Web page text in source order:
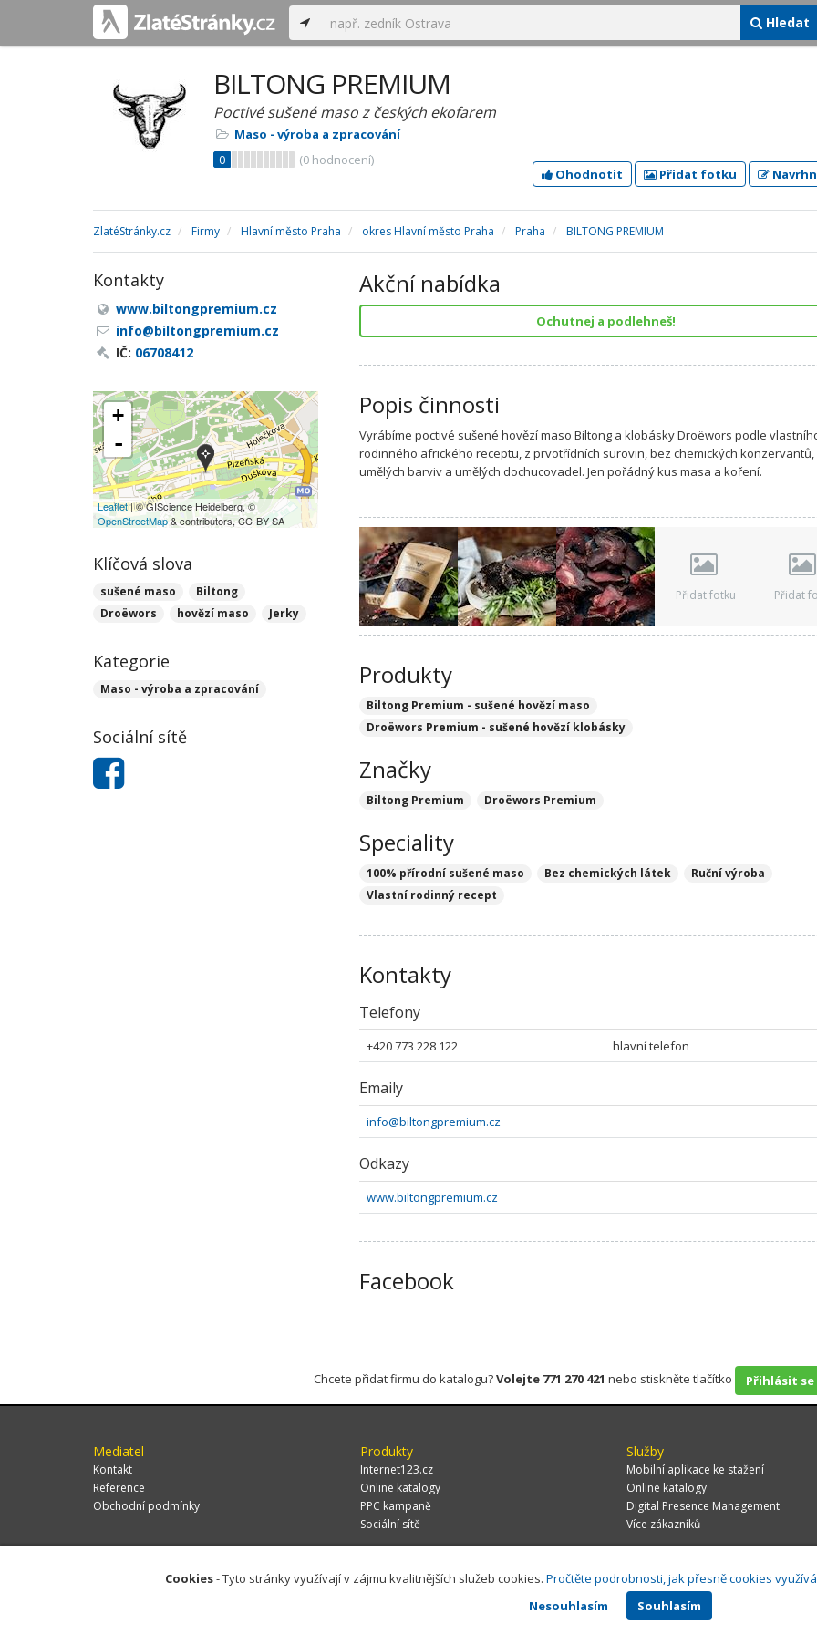
Hledat
BILTONG PREMIUM
Poctivé sušené maso z českých ekofarem
Maso - výroba a zpracování
0
(0 hodnocení)
Ohodnotit Přidat fotku
ZlatéStránky.cz Firmy Hlavní město Praha okres Hlavní město Praha Praha BILTONG PREMIUM
Akční nabídka
Ochutnej a podlehneš!
Popis činnosti
Vyrábíme poctivé sušené hovězí maso Biltong a klobásky Droëwors podle
rodinného afrického receptu, z prvotřídních surovin, bez chemických konzervantů,
umělých barviv a umělých dochucovadel. Jen pořádný kus masa a koření.
Přidat fotku Přidat
Produkty
Biltong Premium - sušené hovězí maso
Droëwors Premium - sušené hovězí klobásky
Značky
Biltong Premium Droëwors Premium
Speciality
100% přírodní sušené maso Bez chemických látek
Ruční výroba
Vlastní rodinný recept
Kontakty
Telefony
+420 773 228 122 hlavní telefon
Emaily
info@biltongpremium.cz
Odkazy
www.biltongpremium.cz
Facebook
Kontakty
www.biltongpremium.cz
info@biltongpremium.cz
IČ: 06708412
+
-
Leaflet| © GIScience Heidelberg, ©
OpenStreetMap& contributors, CC-BY-SA
Klíčová slova
sušené maso
Biltong
Droëwors
hovězí maso Jerky
Kategorie
Maso - výroba a zpracování
Sociální sítě
Chcete přidat firmu do katalogu?Volejte 771 270 421 nebo stiskněte tlačítko Přihlásit
Mediatel
Kontakt
Reference
Obchodní podmínky
Produkty
Internet123.cz
Online katalogy
PPC kampaně
Sociální sítě
Služby
Mobilní aplikace ke stažení
Online katalogy
Digital Presence Management
Více zákazníků
Za Potokem 46/4, 106 00 Praha 10, tel.: +420 771 270 421, verze
Cookies- Tyto stránky využívají v zájmu kvalitnějších služeb cookies. Pročtěte podrobnosti, jak přesně cookies
Nesouhlasím
Souhlasím